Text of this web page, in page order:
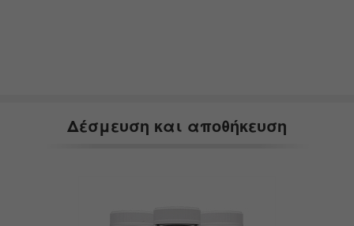
Δέσμευση και αποθήκευση